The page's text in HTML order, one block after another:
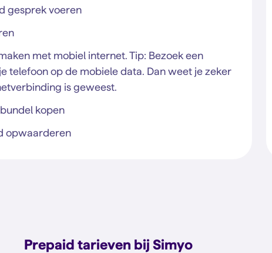
gesprek voeren
met mobiel internet. Tip: Bezoek een
telefoon op de mobiele data. Dan weet je zeker
is geweest.
kopen
opwaarderen
Prepaid tarieven bij Simyo